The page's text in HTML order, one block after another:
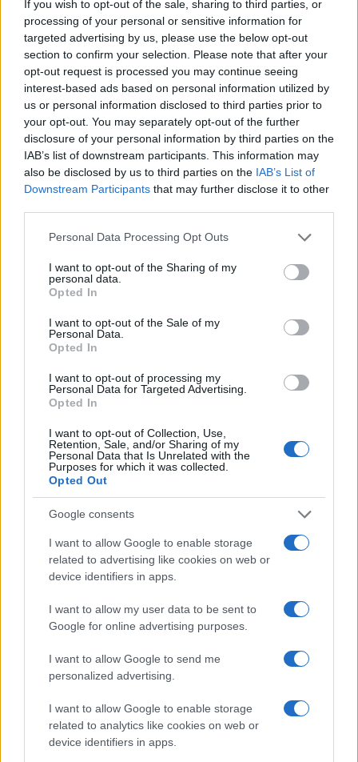
If you wish to opt-out of the sale, sharing to third parties, or
processing of your personal or sensitive information for
targeted advertising by us, please use the below opt-out
section to confirm your selection. Please note that after your
opt-out request is processed you may continue seeing
interest-based ads based on personal information utilized by
us or personal information disclosed to third parties prior to
your opt-out. You may separately opt-out of the further
disclosure of your personal information by third parties on the
IAB’s list of downstream participants. This information may
also be disclosed by us to third parties on the IAB’s List of
Downstream Participants that may further disclose it to other
Please note that this website/app uses one or more Google
not limited to your visit or usage behaviour. You may click to
grant or deny consent to Google and its third-party tags to
use your data for below specified purposes in below Google
consent section.
Personal Data Processing Opt Outs
I want to opt-out of the Sharing of my
personal data.
Opted In
I want to opt-out of the Sale of my
Personal Data.
Opted In
I want to opt-out of processing my
Personal Data for Targeted Advertising.
Opted In
I want to opt-out of Collection, Use,
Retention, Sale, and/or Sharing of my
Personal Data that Is Unrelated with the
Purposes for which it was collected.
Opted Out
Google consents
I want to allow Google to enable storage
related to advertising like cookies on web or
device identifiers in apps.
I want to allow my user data to be sent to
Google for online advertising purposes.
I want to allow Google to send me
personalized advertising.
I want to allow Google to enable storage
related to analytics like cookies on web or
device identifiers in apps.
questi toni come strumenti versatili: con qualche
accorgimento e attenzione agli abbinamenti è
possibile ottenere effetti che vanno dal romantico
al deciso, mantenendo sempre una sensazione di
freschezza e modernità.
AUTORE
Beatrice Faggin
accesso agli atti; è redattrice di desk che
fact-checking interno. Genovese di nascita,
tiene un database personale di contratti
Continua a leggere